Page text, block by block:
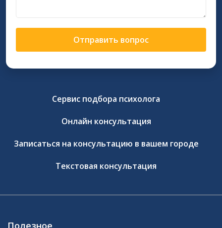
Отправить вопрос
Сервис подбора психолога
Онлайн консультация
Записаться на консультацию в вашем городе
Текстовая консультация
Полезное